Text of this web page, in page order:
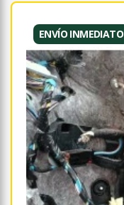
ENVÍO INMEDIATO